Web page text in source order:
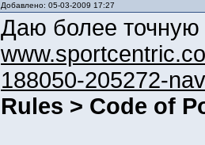
Добавлено: 05-03-2009 17:27
Даю более точную
188050-205272-
Rules > Code of